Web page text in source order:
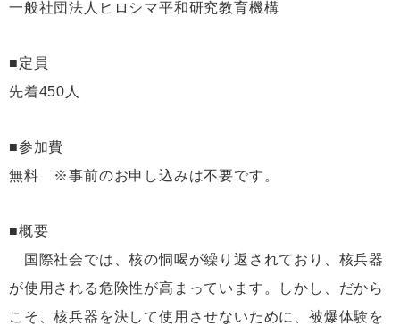
一般社団法人ヒロシマ平和研究教育機構
■定員
先着450人
■参加費
無料 ※事前のお申し込みは不要です。
■概要
国際社会では、核の恫喝が繰り返されており、核兵器
が使用される危険性が高まっています。しかし、だから
こそ、核兵器を決して使用させないために、被爆体験を